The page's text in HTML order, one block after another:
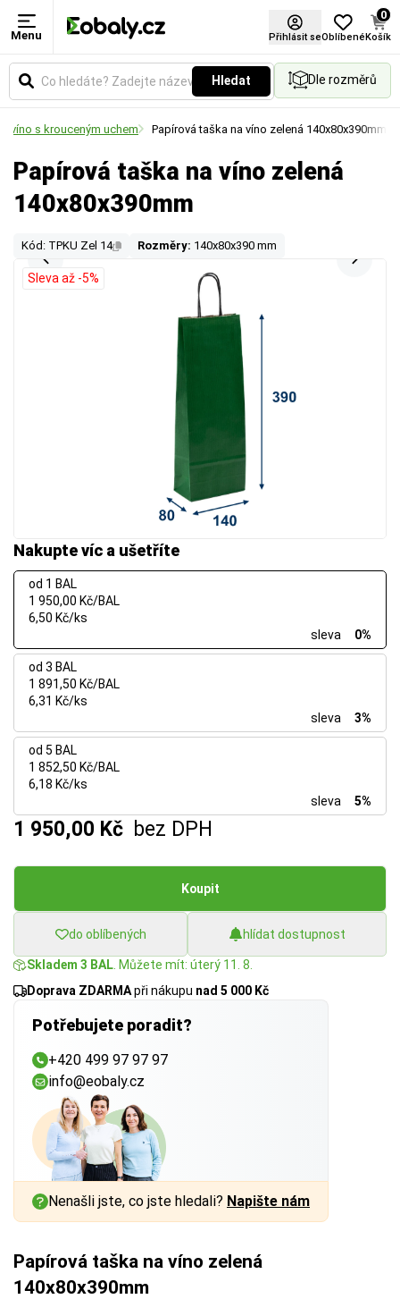
Menu Přihlásit seOblíbené
0
Košík
Hledat Dle rozměrů
víno s krouceným uchem Papírová taška na víno zelená 140x80x390mm
Papírová taška na víno zelená
140x80x390mm
Kód: TPKU Zel 14 Rozměry: 140x80x390 mm
Nakupte víc a ušetříte
od 1 BAL
1 950,00 Kč/BAL
6,50 Kč/ks
sleva
0%
od 3 BAL
1 891,50 Kč/BAL
6,31 Kč/ks
sleva
3%
od 5 BAL
1 852,50 Kč/BAL
6,18 Kč/ks
sleva
5%
1 950,00 Kč bez DPH
Koupit
do oblíbených hlídat dostupnost
Skladem 3 BAL . Můžete mít: úterý 11. 8.
Doprava ZDARMApři nákupu nad 5 000 Kč
Potřebujete poradit?
+420 499 97 97 97
info@eobaly.cz
Nenašli jste, co jste hledali? Napište nám
Sleva až -5%
Papírová taška na víno zelená
140x80x390mm